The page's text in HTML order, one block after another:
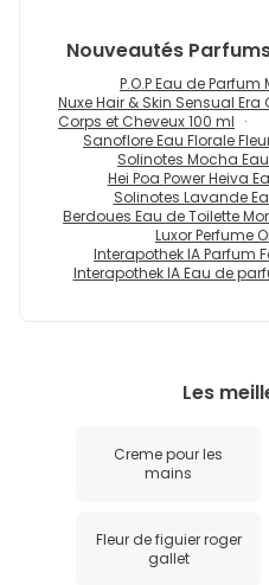
Nouveautés
P.O.P Eau de
Nuxe Hair & Skin Sensual
Corps et Cheveux 100 ml
Sanoflore Eau Florale
Solinotes Mocha
Hei Poa Power Heiva
Solinotes Lavande
Berdoues Eau de Toilette
Luxor Perfume
Interapothek IA Parfum
Interapothek IA Eau de
Les
Creme pour les
mains
Fleur de figuier roger
gallet